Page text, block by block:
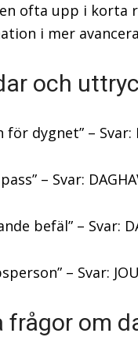
ofta upp i korta
i mer
och
för dygnet” – Svar:
– Svar:
befäl” – Svar:
– Svar:
frågor om